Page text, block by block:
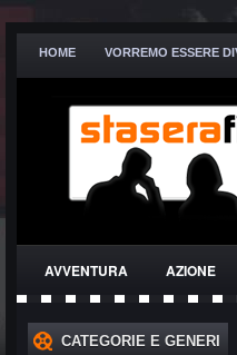
HOME VORREMO ESSERE
AVVENTURA AZIONE
THRILLER
CATEGORIE E GENERI